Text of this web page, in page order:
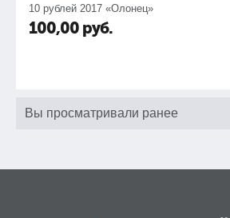
10 рублей 2017 «Олонец»
100,00 руб.
Вы просматривали ранее